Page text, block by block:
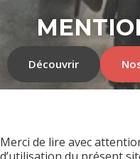
Découvrir
Merci de lire avec